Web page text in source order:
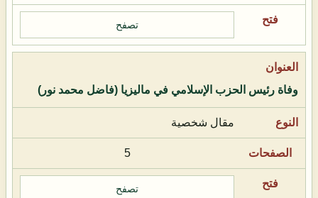
تصفح
وفاة رئيس الحزب الإسلامي في ماليزيا (فاضل محمد نور)
مقال شخصية
5
تصفح